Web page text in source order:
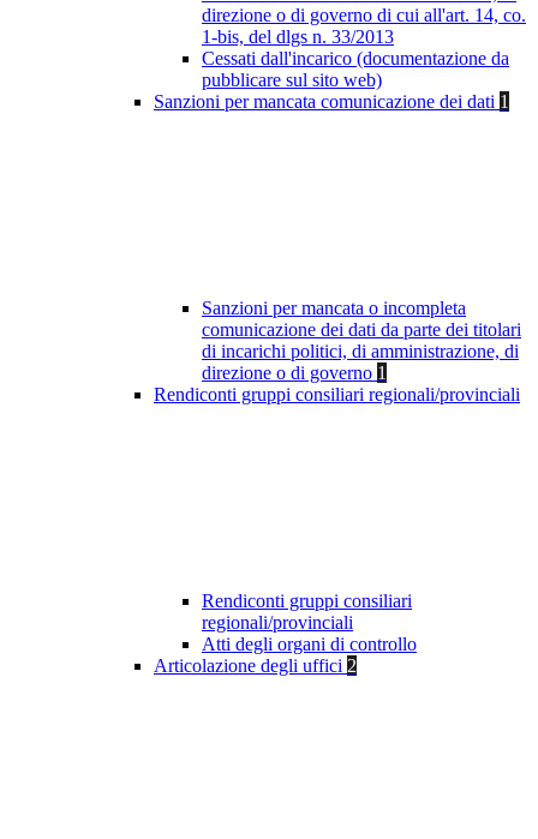
direzione o di governo di cui all'art. 14, co.
1-bis, del dlgs n. 33/2013
Cessati dall'incarico (documentazione da
pubblicare sul sito web)
Sanzioni per mancata comunicazione dei dati 1
Sanzioni per mancata o incompleta
comunicazione dei dati da parte dei titolari
di incarichi politici, di amministrazione, di
direzione o di governo 1
Rendiconti gruppi consiliari regionali/provinciali
Rendiconti gruppi consiliari
regionali/provinciali
Atti degli organi di controllo
Articolazione degli uffici 2